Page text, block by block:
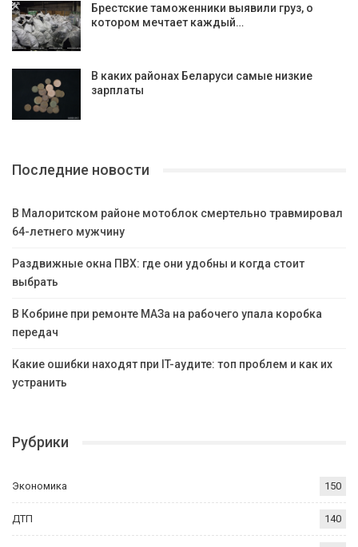
Брестские таможенники выявили груз, о
котором мечтает каждый…
В каких районах Беларуси самые низкие
зарплаты
Последние новости
В Малоритском районе мотоблок смертельно травмировал
64-летнего мужчину
Раздвижные окна ПВХ: где они удобны и когда стоит
выбрать
В Кобрине при ремонте МАЗа на рабочего упала коробка
передач
Какие ошибки находят при IT-аудите: топ проблем и как их
устранить
Рубрики
Экономика 150
ДТП 140